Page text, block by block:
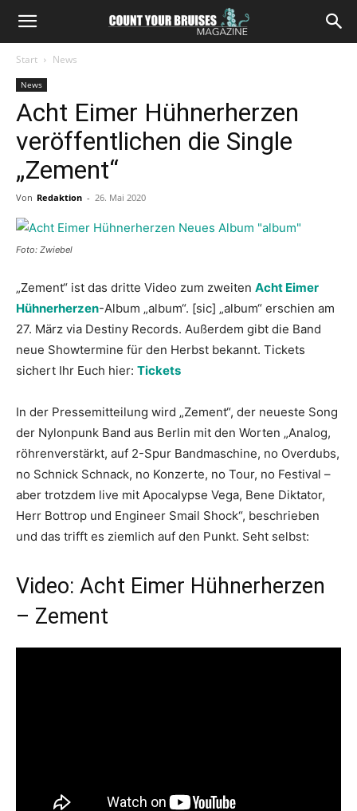
Start News
News
Acht Eimer Hühnerherzen
veröffentlichen die Single
„Zement“
Von Redaktion - 26. Mai 2020
Foto: Zwiebel
„Zement“ ist das dritte Video zum zweiten Acht Eimer
Hühnerherzen-Album „album“. [sic] „album“ erschien am
27. März via Destiny Records. Außerdem gibt die Band
neue Showtermine für den Herbst bekannt. Tickets
sichert Ihr Euch hier: Tickets
In der Pressemitteilung wird „Zement“, der neueste Song
der Nylonpunk Band aus Berlin mit den Worten „Analog,
röhrenverstärkt, auf 2-Spur Bandmaschine, no Overdubs,
no Schnick Schnack, no Konzerte, no Tour, no Festival –
aber trotzdem live mit Apocalypse Vega, Bene Diktator,
Herr Bottrop und Engineer Smail Shock“, beschrieben
und das trifft es ziemlich auf den Punkt. Seht selbst:
Video: Acht Eimer Hühnerherzen
– Zement